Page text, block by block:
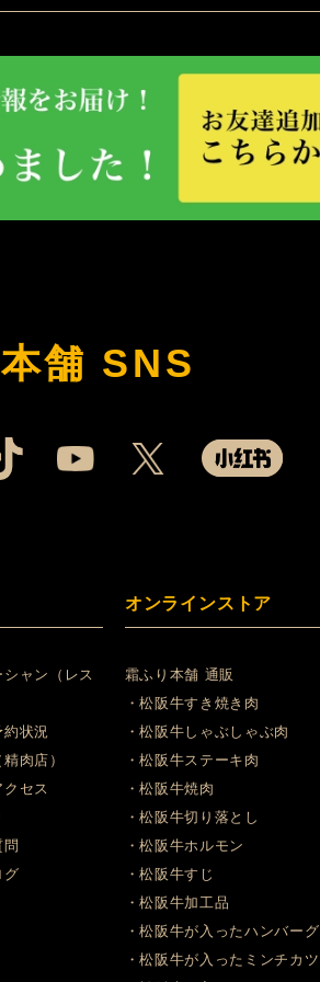
舗 SNS
シャン（レス
約状況
肉店）
クセス
問
グ
オンラインストア
霜ふり本舗 通販
・松阪牛すき焼き肉
・松阪牛しゃぶしゃぶ肉
・松阪牛ステーキ肉
・松阪牛焼肉
・松阪牛切り落とし
・松阪牛ホルモン
・松阪牛すじ
・松阪牛加工品
・松阪牛が入ったハンバーグ
・松阪牛が入ったミンチカツ